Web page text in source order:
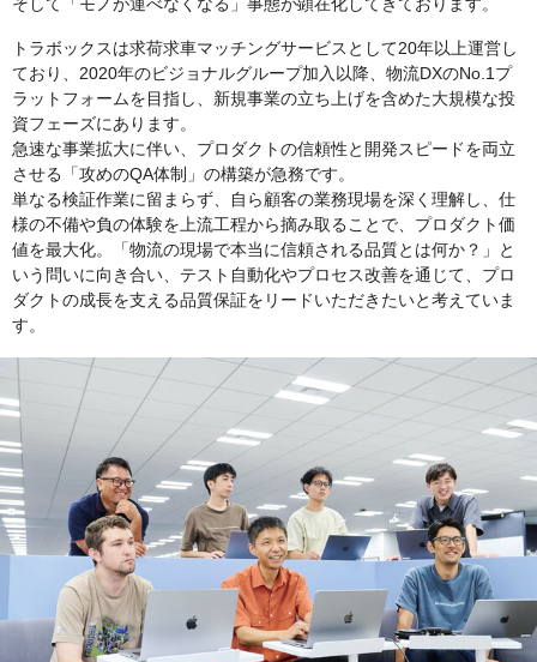
そして「モノが運べなくなる」事態が顕在化してきております。
トラボックスは求荷求車マッチングサービスとして20年以上運営し
ており、2020年のビジョナルグループ加入以降、物流DXのNo.1プ
ラットフォームを目指し、新規事業の立ち上げを含めた大規模な投
資フェーズにあります。
急速な事業拡大に伴い、プロダクトの信頼性と開発スピードを両立
させる「攻めのQA体制」の構築が急務です。
単なる検証作業に留まらず、自ら顧客の業務現場を深く理解し、仕
様の不備や負の体験を上流工程から摘み取ることで、プロダクト価
値を最大化。「物流の現場で本当に信頼される品質とは何か？」と
いう問いに向き合い、テスト自動化やプロセス改善を通じて、プロ
ダクトの成長を支える品質保証をリードいただきたいと考えていま
す。